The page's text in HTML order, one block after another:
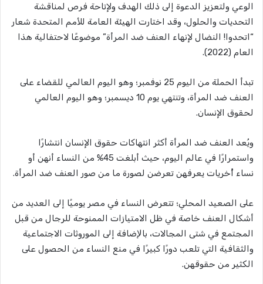
الوعي ولتعزيز الدعوة إلى ذلك الهدف ولإتاحة فرص لمناقشة
التحديات والحلول، وقد اختارت الهيئة العامة للأمم المتحدة شعار
“اتحدوا! النضال لإنهاء العنف ضد المرأة” موضوعًا لاحتفالية هذا
العام (2022).
تبدأ الحملة من اليوم 25 نوفمبر؛ وهو اليوم العالمي للقضاء على
العنف ضد المرأة، وتنتهي يوم 10 ديسمبر؛ وهو اليوم العالمي
لحقوق الإنسان.
ويُعد العنف ضد المرأة أكثر انتهاكات حقوق الإنسان انتشارًا
واستمرارًا في عالم اليوم، حيث أبلغت 45% من النساء أنهن أو
نساء أُخريات يعرفهن تعرضن لصورة ما من صور العنف ضد المرأة.
على الصعيد المحلي؛ تتعرض النساء في مصر يوميًا إلى العديد من
أشكال العنف خاصة في ظل الامتيازات الممنوحة للرجال من قبل
المجتمع في شتى المجالات، باﻹضافة إلى الموروثات الاجتماعية
والثقافية التي تلعب دورًا كبيرًا في منع النساء من الحصول على
الكثير من حقوقهن.